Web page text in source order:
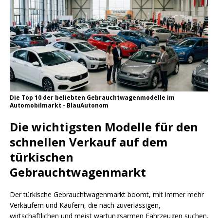
Die Top 10 der beliebten Gebrauchtwagenmodelle im
Automobilmarkt - BlauAutonom
Die wichtigsten Modelle für den
schnellen Verkauf auf dem
türkischen
Gebrauchtwagenmarkt
Der türkische Gebrauchtwagenmarkt boomt, mit immer mehr
Verkäufern und Käufern, die nach zuverlässigen,
wirtschaftlichen und meist wartungsarmen Fahrzeugen suchen.